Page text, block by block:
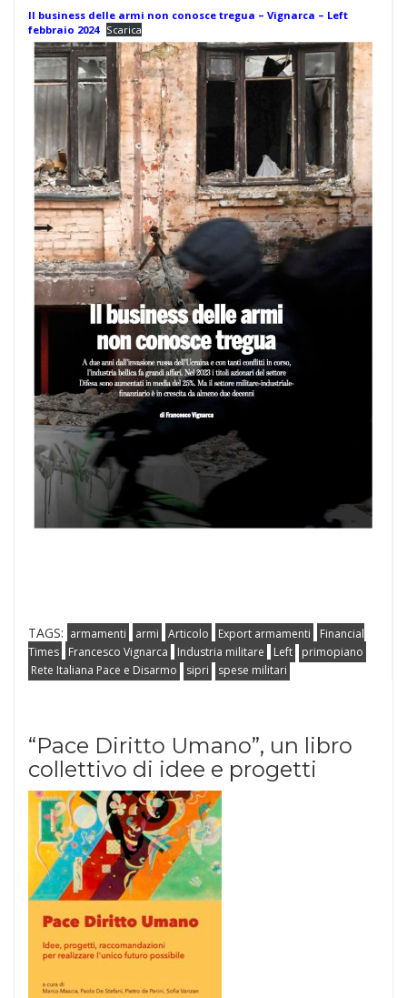
Il business delle armi non conosce tregua – Vignarca – Left
febbraio 2024 Scarica
TAGS: armamenti armi Articolo Export armamenti
Financial
Times
Francesco Vignarca Industria militare Left
primopiano
Rete Italiana Pace e Disarmo
sipri spese militari
“Pace Diritto Umano”, un libro
collettivo di idee e progetti